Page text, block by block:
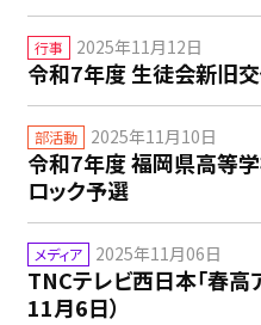
行事 2025年11月12日
令和7年度 生徒会新旧
部活動 2025年11月10日
令和7年度 福岡県高等
ロック予選
メディア 2025年11月06日
TNCテレビ西日本「春高
11月6日）